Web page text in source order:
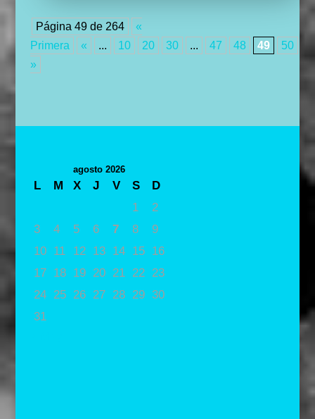
Página 49 de 264
«
Primera
« ... 10 20 30 ... 47 48 49 50
»
agosto 2026
L M X J V S
D
1
2
3
4 5 6 7 8
9
10
11 12 13 14 15
16
17
18 19 20 21 22
23
24
25 26 27 28 29 30
31